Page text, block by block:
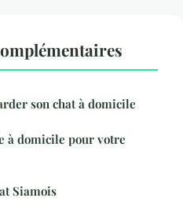
son chat à domicile
à domicile pour votre
Siamois